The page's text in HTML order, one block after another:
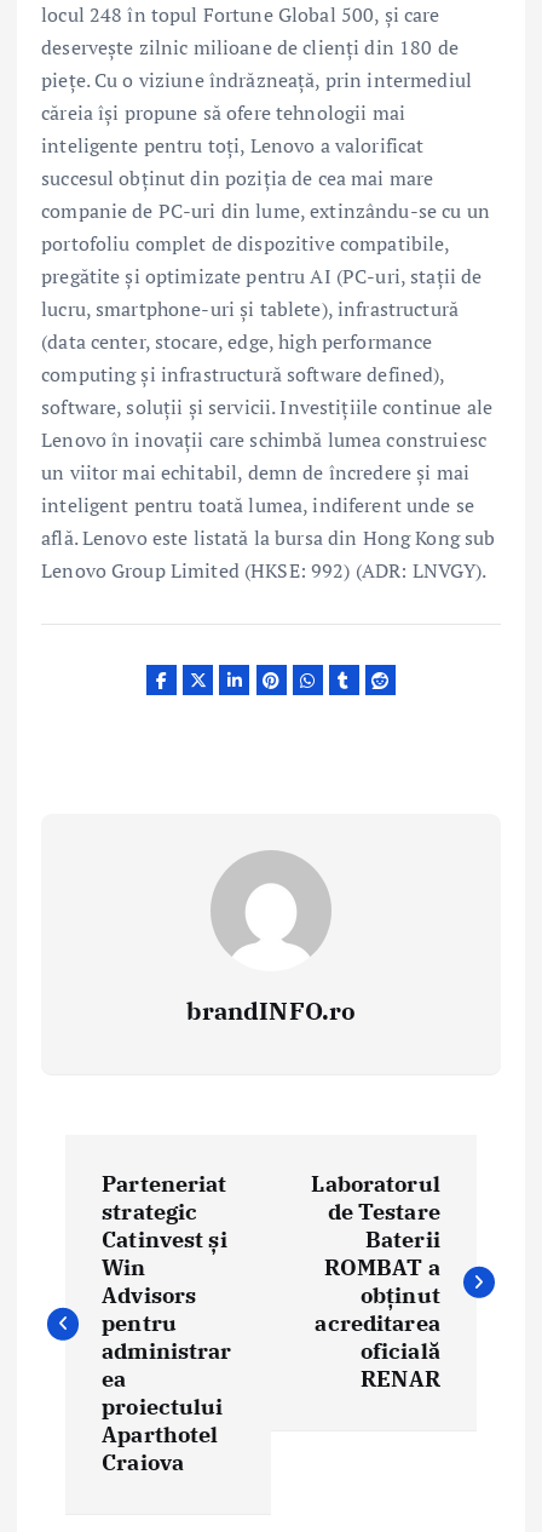
locul 248 în topul Fortune Global 500, și care
deservește zilnic milioane de clienți din 180 de
piețe. Cu o viziune îndrăzneață, prin intermediul
căreia își propune să ofere tehnologii mai
inteligente pentru toți, Lenovo a valorificat
succesul obținut din poziția de cea mai mare
companie de PC-uri din lume, extinzându-se cu un
portofoliu complet de dispozitive compatibile,
pregătite și optimizate pentru AI (PC-uri, stații de
lucru, smartphone-uri și tablete), infrastructură
(data center, stocare, edge, high performance
computing și infrastructură software defined),
software, soluții și servicii. Investițiile continue ale
Lenovo în inovații care schimbă lumea construiesc
un viitor mai echitabil, demn de încredere și mai
inteligent pentru toată lumea, indiferent unde se
află. Lenovo este listată la bursa din Hong Kong sub
Lenovo Group Limited (HKSE: 992) (ADR: LNVGY).
brandINFO.ro
i
g
Parteneriat
strategic
Catinvest și
Win
Advisors
pentru
administrar
ea
proiectului
Aparthotel
Craiova
Laboratorul
de Testare
Baterii
ROMBAT a
obținut
acreditarea
oficială
RENAR